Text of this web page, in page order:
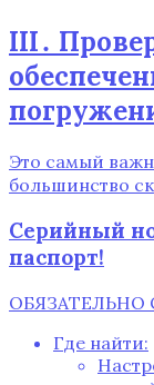
III․
Это самый
большинство
Серийный
паспорт!
ОБЯЗАТЕЛЬНО
Где найти: